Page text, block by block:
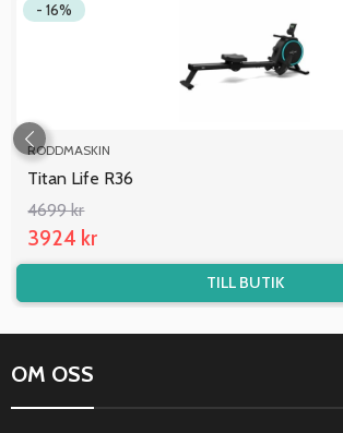
- 16%
RODDMASKIN
Titan Life R36
4699 kr
3924 kr
TILL BUTIK
OM OSS